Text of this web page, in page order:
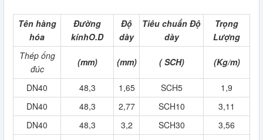
Tên hàng
hóa
Đường
kínhO.D
Độ
dày
Tiêu chuẩn Độ
dày
Trọng
Lượng
Thép ống
đúc
(mm) (mm) ( SCH) (Kg/m)
DN40 48,3 1,65 SCH5
1,9
DN40
48,3 2,77 SCH10
3,11
DN40
48,3 3,2 SCH30
3,56